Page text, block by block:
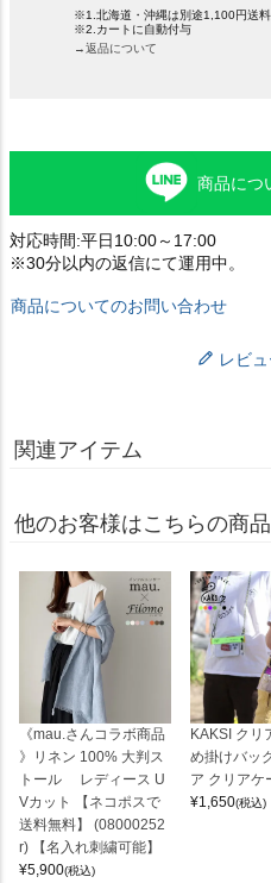
※1.北海道・沖縄は別途1,100円送
※2.カートに自動付与
→返品について
商品につ
対応時間:平日10:00～17:00
※30分以内の返信にて運用中。
商品についてのお問い合わせ
レビ
関連アイテム
他のお客様はこちらの商
《mau.さんコラボ商品
》リネン 100% 大判ス
トール レディース U
Vカット 【ネコポスで
送料無料】 (08000252
r) 【名入れ刺繍可能】
¥5,900(税込)
KAKSI クリ
め掛けバッ
ア クリアケ
¥1,650(税込)